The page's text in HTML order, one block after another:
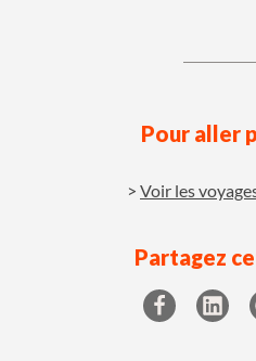
Pour aller
Voir les
Partagez